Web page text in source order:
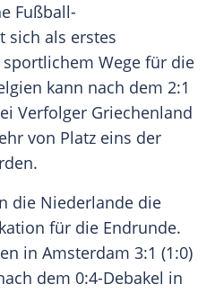
Fußball-
sich als erstes
Wege für die
kann nach dem 2:1
Verfolger Griechenland
von Platz eins der
die Niederlande die
für die Endrunde.
in Amsterdam 3:1 (1:0)
dem 0:4-Debakel in